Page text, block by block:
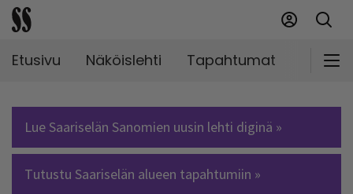
Etusivu Näköislehti Tapahtumat
Lue Saariselän Sanomien uusin lehti diginä »
Tutustu Saariselän alueen tapahtumiin »